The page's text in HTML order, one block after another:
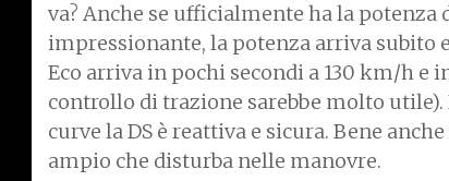
va? Anche se ufficialmente ha la potenza
impressionante, la potenza arriva subito
Eco arriva in pochi secondi a 130 km/h e
controllo di trazione sarebbe molto
curve la DS è reattiva e sicura. Bene
ampio che disturba nelle manovre.